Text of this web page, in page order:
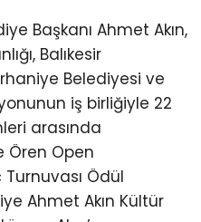
Başkanı Ahmet Akın,
Balıkesir
Belediyesi ve
iş birliğiyle 22
arasında
Ören Open
Turnuvası Ödül
Ahmet Akın Kültür